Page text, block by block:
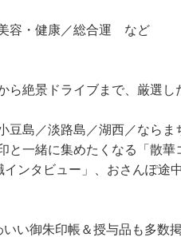
容・健康／総合運 など
絶景ドライブまで、厳選し
島／淡路島／湖西／ならま
一緒に集めたくなる「散華
ンタビュー」、おさんぽ途
い御朱印帳＆授与品も多数掲